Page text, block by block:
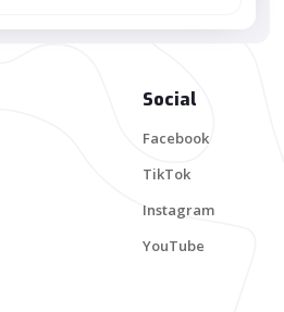
Social
Facebook
TikTok
Instagram
YouTube